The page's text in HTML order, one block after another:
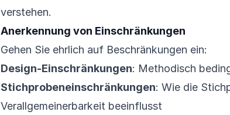
verstehen.
Anerkennung von Einschränkungen
Gehen Sie ehrlich auf Beschränkungen ein:
Design-Einschränkungen: Methodisch
Stichprobeneinschränkungen: Wie die
Verallgemeinerbarkeit beeinflusst